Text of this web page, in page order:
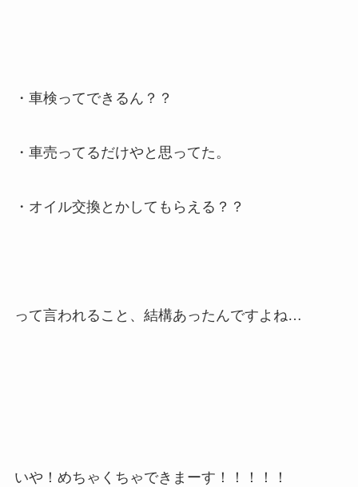
・車検ってできるん？？
・車売ってるだけやと思ってた。
・オイル交換とかしてもらえる？？
って言われること、結構あったんですよね…
いや！めちゃくちゃできまーす！！！！！